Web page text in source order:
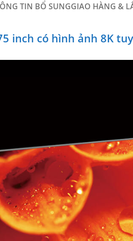
TIN BỔ SUNGGIAO HÀNG &
inch có hình ảnh 8K